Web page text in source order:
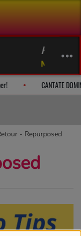
Mark
CANTATE
- Repurposed